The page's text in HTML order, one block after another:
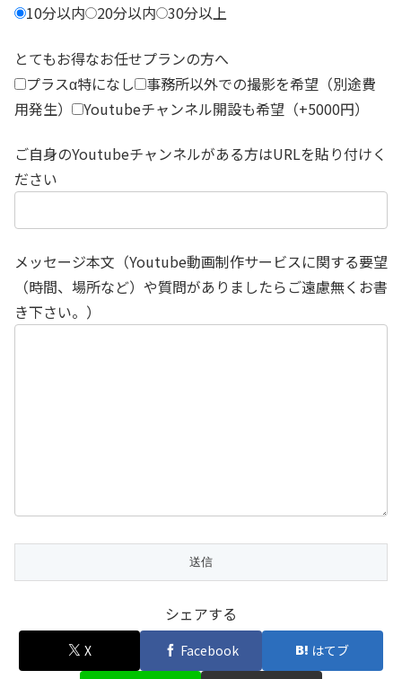
10分以内
20分以内 30分以上
とてもお得なお任せプランの方へ
プラスα特になし
事務所以外での撮影を希望（別途費
用発生）
Youtubeチャンネル開設も希望（+5000円）
ご自身のYoutubeチャンネルがある方はURLを貼り付けく
ださい
メッセージ本文（Youtube動画制作サービスに関する要望
（時間、場所など）や質問がありましたらご遠慮無くお書
き下さい。）
シェアする
X Facebook はてブ